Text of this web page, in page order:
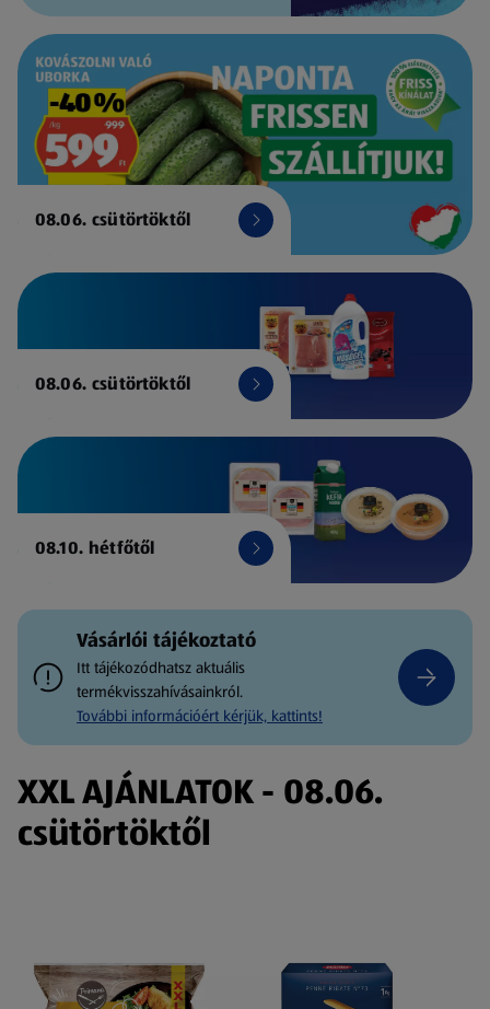
08.06. csütörtöktől
08.06. csütörtöktől
08.10. hétfőtől
Vásárlói tájékoztató
Itt tájékozódhatsz aktuális
termékvisszahívásainkról.
További információért kérjük, kattints!
XXL AJÁNLATOK - 08.06.
csütörtöktől